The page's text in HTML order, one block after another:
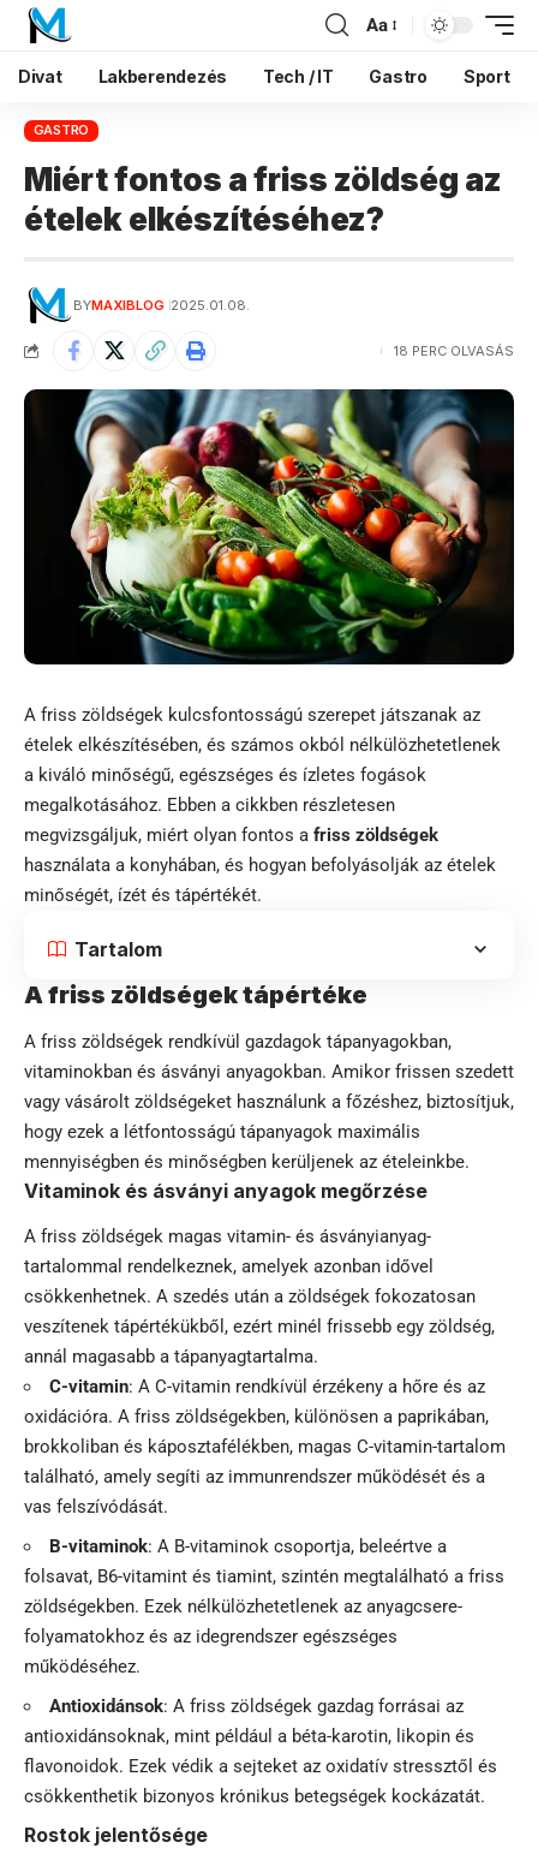
Aa
Divat Lakberendezés Tech / IT Gastro Sport
GASTRO
Miért fontos a friss zöldség az
ételek elkészítéséhez?
BYMAXIBLOG 2025.01.08.
18 PERC OLVASÁS
A friss zöldségek kulcsfontosságú szerepet játszanak az
ételek elkészítésében, és számos okból nélkülözhetetlenek
a kiváló minőségű, egészséges és ízletes fogások
megalkotásához. Ebben a cikkben részletesen
megvizsgáljuk, miért olyan fontos a friss zöldségek
használata a konyhában, és hogyan befolyásolják az ételek
minőségét, ízét és tápértékét.
Tartalom
A friss zöldségek tápértéke
A friss zöldségek rendkívül gazdagok tápanyagokban,
vitaminokban és ásványi anyagokban. Amikor frissen szedett
vagy vásárolt zöldségeket használunk a főzéshez, biztosítjuk,
hogy ezek a létfontosságú tápanyagok maximális
mennyiségben és minőségben kerüljenek az ételeinkbe.
Vitaminok és ásványi anyagok megőrzése
A friss zöldségek magas vitamin- és ásványianyag-
tartalommal rendelkeznek, amelyek azonban idővel
csökkenhetnek. A szedés után a zöldségek fokozatosan
veszítenek tápértékükből, ezért minél frissebb egy zöldség,
annál magasabb a tápanyagtartalma.
C-vitamin: A C-vitamin rendkívül érzékeny a hőre és az
oxidációra. A friss zöldségekben, különösen a paprikában,
brokkoliban és káposztafélékben, magas C-vitamin-tartalom
található, amely segíti az immunrendszer működését és a
vas felszívódását.
B-vitaminok: A B-vitaminok csoportja, beleértve a
folsavat, B6-vitamint és tiamint, szintén megtalálható a friss
zöldségekben. Ezek nélkülözhetetlenek az anyagcsere-
folyamatokhoz és az idegrendszer egészséges
működéséhez.
Antioxidánsok: A friss zöldségek gazdag forrásai az
antioxidánsoknak, mint például a béta-karotin, likopin és
flavonoidok. Ezek védik a sejteket az oxidatív stressztől és
csökkenthetik bizonyos krónikus betegségek kockázatát.
Rostok jelentősége